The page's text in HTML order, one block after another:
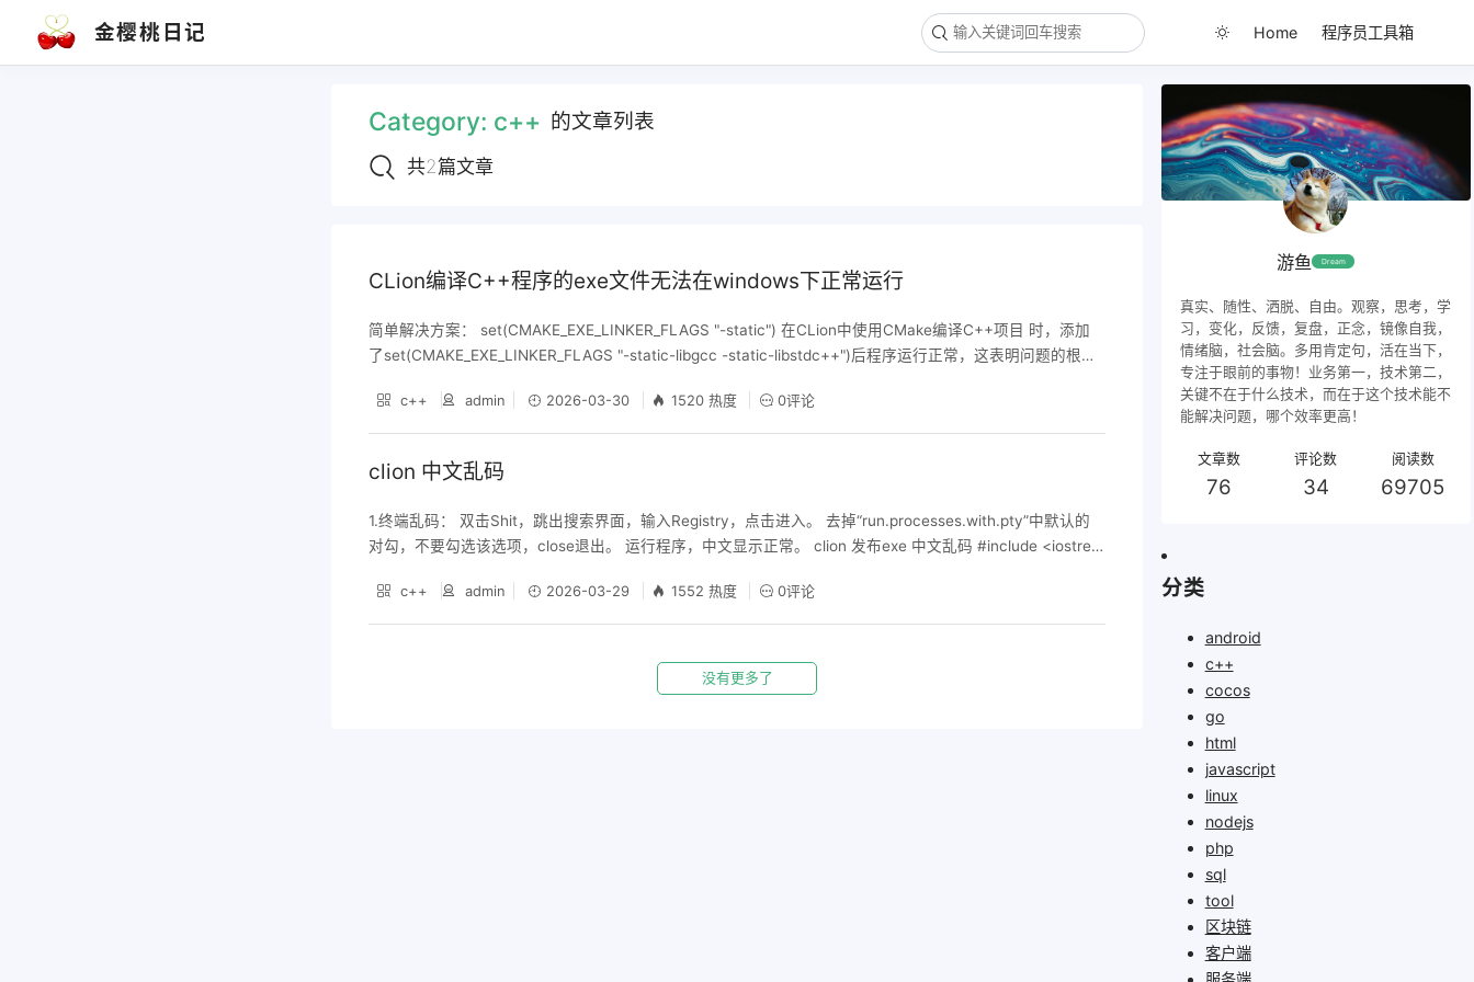
金樱桃日记 Home 程序员工具箱
文章导航
Category: c++ 的文章列表
共2篇文章
CLion编译C++程序的exe文件无法在windows下正常运行
简单解决方案： set(CMAKE_EXE_LINKER_FLAGS "-static") 在CLion中使用CMake编译C++项目 时，添加
了set(CMAKE_EXE_LINKER_FLAGS "-static-libgcc -static-libstdc++")后程序运行正常，这表明问题的根本
重要的运行时库： libgcc：GCC编译器的底层支持库，提供异常处理、线程支持等功能。 libstdc++：GCC的
C++标准库实现，包含STL、IO流、字符串等C++核心功能。 如果没有静态链接这些库，程序会默认动态链
不匹配，程序就会闪退。 为什么C程序正常，而C++程序闪退？ C程序：C语言的标准库（如libc）在Window
依赖。 C++程序：C++标准库（libstdc++）不是Windows系统自带的，如果动态链接，程序运行时需要找到
对应的libstdc++-6.dll。如果系统中没有这个DLL，或者版本不匹配，程序就会闪退。 -static-libgcc 和 -stati
c-libstdc++ 的作用 -static-libgcc：将libgcc静态链接到可执行文件中，不再依赖外部的libgcc DLL。 -static
6.dll和libgcc DLL。 程序运行时不需要在系统中查找这些DLL，因此不会因为DLL缺失或版本问题而闪退。
c++ admin 2026-03-30 1520 热度 0评论
clion 中文乱码
1.终端乱码： 双击Shit，跳出搜索界面，输入Registry，点击进入。 去掉“run.processes.with.pty”中默认的
对勾，不要勾选该选项，close退出。 运行程序，中文显示正常。 clion 发布exe 中文乱码 #include <iostrea
保读取控制台输入也为 UTF-8 SetConsoleCP(CP_UTF8); std::wcout.imbue(std::locale("chs")); // 对于宽字
符输出，使用中文语言环境 std::wcout << L"你好，世界！" << std::endl; return 0; }
c++ admin 2026-03-29 1552 热度 0评论
没有更多了
游鱼 Dream
真实、随性、洒脱、自由。观察，思考，学
习，变化，反馈，复盘，正念，镜像自我，
情绪脑，社会脑。多用肯定句，活在当下，
专注于眼前的事物！业务第一，技术第二，
关键不在于什么技术，而在于这个技术能不
能解决问题，哪个效率更高！
文章数
76
评论数
34
阅读数
69705
分类
android
c++
cocos
go
html
javascript
linux
nodejs
php
sql
tool
区块链
客户端